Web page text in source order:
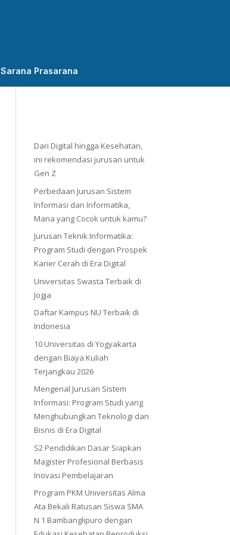
Sarana Prasarana
Dari Digital hingga Kesehatan,
ini rekomendasi jurusan untuk
Gen Z
Perbedaan Jurusan Sistem
Informasi dan Informatika,
Mana yang Cocok untuk kamu?
Jurusan Teknik Informatika:
Program Studi dengan Prospek
Karier Cerah di Era Digital
Universitas Swasta Terbaik di
Jogja
Daftar Kampus NU Terbaik di
Indonesia
10 Universitas di Yogyakarta
dengan Biaya Kuliah
Terjangkau 2026
Mengenal Jurusan Sistem
Informasi: Program Studi yang
Menghubungkan Teknologi dan
Bisnis di Era Digital
S2 Pendidikan Dasar Siapkan
Magister Profesional Berbasis
Inovasi Pembelajaran
Program PKM Universitas Alma
Ata Bekali Ratusan Siswa SMA
N 1 Bambanglipuro dengan